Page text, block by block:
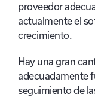
proveedor
actualmente el
crecimiento.
Hay una gran
adecuadamente
seguimiento de